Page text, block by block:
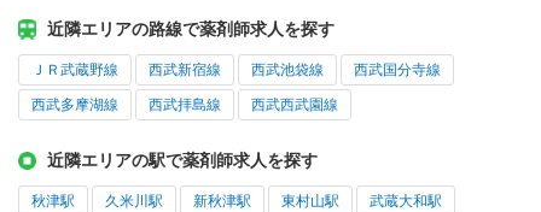
近隣エリアの路線で薬剤師求人を探す
ＪＲ武蔵野線 西武新宿線 西武池袋線 西武国分寺線
西武多摩湖線 西武拝島線 西武西武園線
近隣エリアの駅で薬剤師求人を探す
秋津駅 久米川駅 新秋津駅 東村山駅 武蔵大和駅